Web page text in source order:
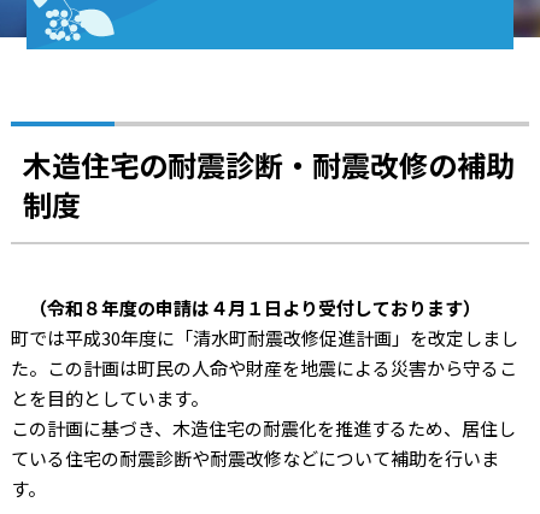
木造住宅の耐震診断・耐震改修の補助
制度
（令和８年度の申請は４月１日より受付しております）
町では平成30年度に「清水町耐震改修促進計画」を改定しまし
た。この計画は町民の人命や財産を地震による災害から守るこ
とを目的としています。
この計画に基づき、木造住宅の耐震化を推進するため、居住し
ている住宅の耐震診断や耐震改修などについて補助を行いま
す。